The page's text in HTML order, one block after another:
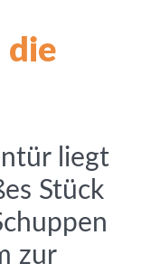
die
liegt
Stück
zur